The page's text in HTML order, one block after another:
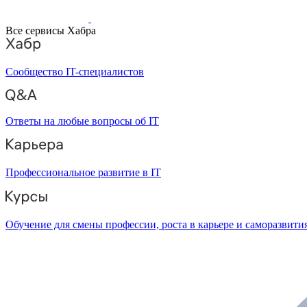
Все сервисы Хабра
Сообщество IT-специалистов
Ответы на любые вопросы об IT
Профессиональное развитие в IT
Обучение для смены профессии, роста в карьере и